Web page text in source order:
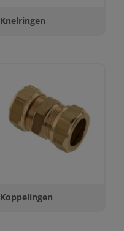
Knelringen
Koppelingen